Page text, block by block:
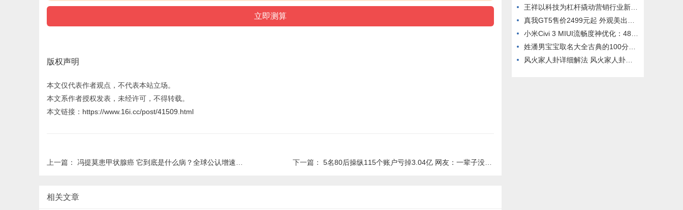
版权声明
本文仅代表作者观点，不代表本站立场。
本文系作者授权发表，未经许可，不得转载。
本文链接： https://www.16i.cc/post/41509.html
上一篇： 冯提莫患甲状腺癌 它到底是什么病？全球公认增速最快的癌 下一篇： 5名80后操纵115个账户亏掉3.04亿 网友：一辈子没见过这么多钱
相关文章
王祥以科技为杠杆撬动营销行业新发展
真我GT5售价2499元起 外观美出天际
小米Civi 3 MIUI流畅度神优化：48个月后性能仍有95% 久用如新
姓潘男宝宝取名大全古典的100分名字 姓潘的男孩取什么名字
风火家人卦详细解法 风火家人卦详解 卦辞